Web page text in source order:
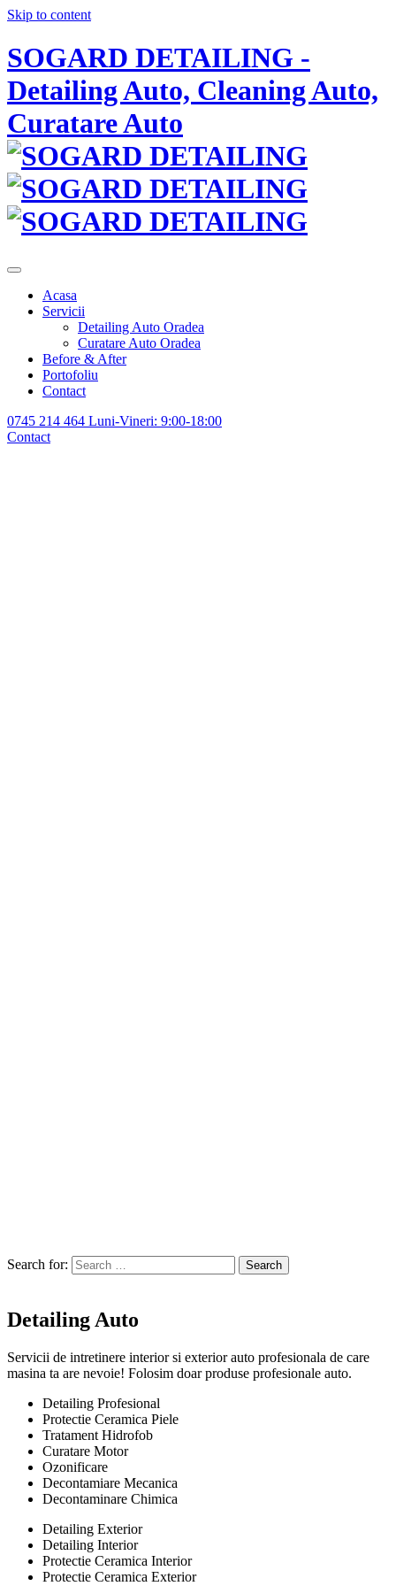
Skip to content
SOGARD DETAILING -
Detailing Auto, Cleaning Auto,
Curatare Auto
Acasa
Servicii
Detailing Auto Oradea
Curatare Auto Oradea
Before & After
Portofoliu
Contact
0745 214 464 Luni-Vineri: 9:00-18:00
Contact
Search for: Search
Detailing Auto
Servicii de intretinere interior si exterior auto profesionala de care
masina ta are nevoie! Folosim doar produse profesionale auto.
Detailing Profesional
Protectie Ceramica Piele
Tratament Hidrofob
Curatare Motor
Ozonificare
Decontamiare Mecanica
Decontaminare Chimica
Detailing Exterior
Detailing Interior
Protectie Ceramica Interior
Protectie Ceramica Exterior